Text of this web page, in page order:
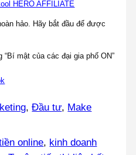
HERO AFFILIATE
hảo. Hãy bắt đầu để được
mật của các đại gia phố ON”
, Đầu tư, Make
online, kinh doanh